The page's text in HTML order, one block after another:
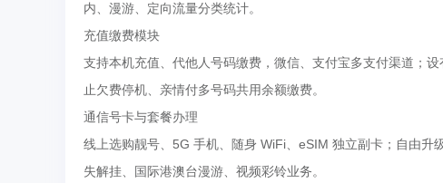
内、漫游、定向流量分类统计。
充值缴费模块
支持本机充值、代他人号码缴费，微信、支付宝多支付渠道；
止欠费停机、亲情付多号码共用余额缴费。
通信号卡与套餐办理
线上选购靓号、5G 手机、随身 WiFi、eSIM 独立副卡；自由
失解挂、国际港澳台漫游、视频彩铃业务。